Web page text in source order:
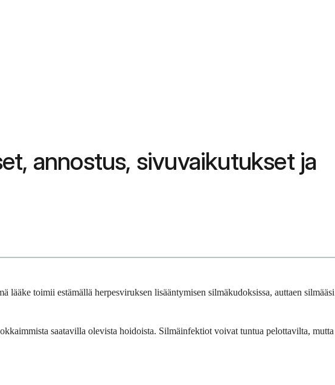
annostus, sivuvaikutukset ja
toimii estämällä herpesviruksen lisääntymisen silmäkudoksissa, auttaen silmääsi
saatavilla olevista hoidoista. Silmäinfektiot voivat tuntua pelottavilta, mutta